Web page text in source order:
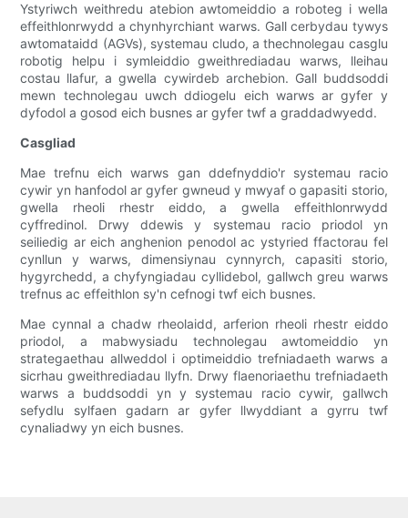
Ystyriwch weithredu atebion awtomeiddio a roboteg i wella
effeithlonrwydd a chynhyrchiant warws. Gall cerbydau tywys
awtomataidd (AGVs), systemau cludo, a thechnolegau casglu
robotig helpu i symleiddio gweithrediadau warws, lleihau
costau llafur, a gwella cywirdeb archebion. Gall buddsoddi
mewn technolegau uwch ddiogelu eich warws ar gyfer y
dyfodol a gosod eich busnes ar gyfer twf a graddadwyedd.
Casgliad
Mae trefnu eich warws gan ddefnyddio'r systemau racio
cywir yn hanfodol ar gyfer gwneud y mwyaf o gapasiti storio,
gwella rheoli rhestr eiddo, a gwella effeithlonrwydd
cyffredinol. Drwy ddewis y systemau racio priodol yn
seiliedig ar eich anghenion penodol ac ystyried ffactorau fel
cynllun y warws, dimensiynau cynnyrch, capasiti storio,
hygyrchedd, a chyfyngiadau cyllidebol, gallwch greu warws
trefnus ac effeithlon sy'n cefnogi twf eich busnes.
Mae cynnal a chadw rheolaidd, arferion rheoli rhestr eiddo
priodol, a mabwysiadu technolegau awtomeiddio yn
strategaethau allweddol i optimeiddio trefniadaeth warws a
sicrhau gweithrediadau llyfn. Drwy flaenoriaethu trefniadaeth
warws a buddsoddi yn y systemau racio cywir, gallwch
sefydlu sylfaen gadarn ar gyfer llwyddiant a gyrru twf
cynaliadwy yn eich busnes.